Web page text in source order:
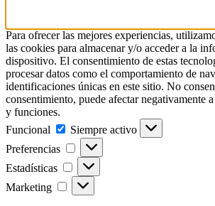
Para ofrecer las mejores experiencias,
las cookies para almacenar y/o acceder a la
dispositivo. El consentimiento de estas
procesar datos como el comportamiento de
identificaciones únicas en este sitio. No
consentimiento, puede afectar negativamente
y funciones.
Funcional
Siempre activo
Preferencias
Estadísticas
Marketing